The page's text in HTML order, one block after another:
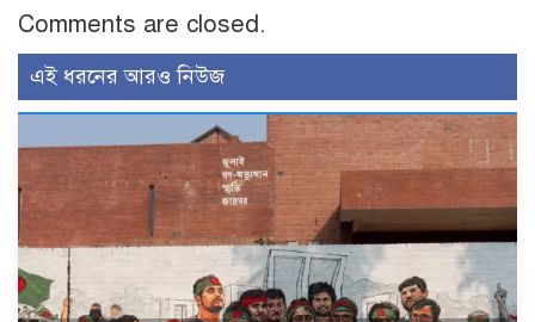
Comments are closed.
এই ধরনের আরও নিউজ